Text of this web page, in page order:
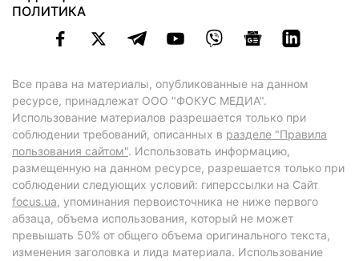
ПОЛИТИКА
Все права на материалы, опубликованные на данном
ресурсе, принадлежат ООО "ФОКУС МЕДИА".
Использование материалов разрешается только при
соблюдении требований, описанных в разделе "Правила
пользования сайтом". Использовать информацию,
размещенную на данном ресурсе, разрешается только при
соблюдении следующих условий: гиперссылки на Сайт
focus.ua, упоминания первоисточника не ниже первого
абзаца, объема использования, который не может
превышать 50% от общего объема оригинального текста,
изменения заголовка и лида материала. Использование